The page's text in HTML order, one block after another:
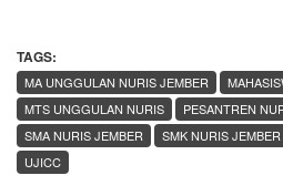
TAGS:
MA UNGGULAN NURIS JEMBER
MTS UNGGULAN NURIS
PESANTREN
SMA NURIS JEMBER
SMK NURIS JEMBER
UJICC